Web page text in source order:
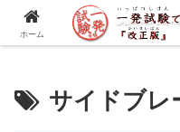
一発試験の流れか
サイドブレ
ホーム